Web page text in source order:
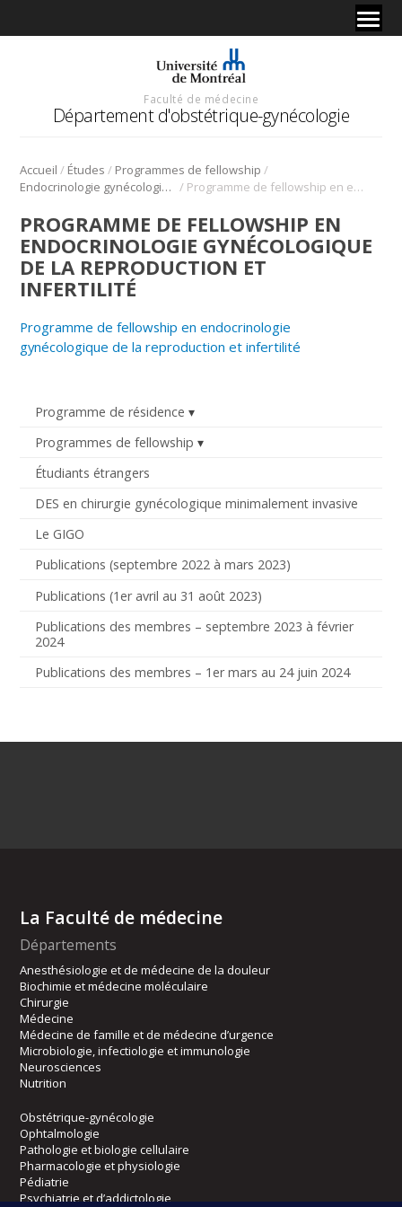
Faculté de médecine
Département d'obstétrique-gynécologie
Accueil / Études / Programmes de fellowship /
Endocrinologie gynécologique de la reproduction et infertilité / Programme de fellowship en endocrinologie gynécologique de la reproduction et infertilité
Programme de résidence
Programmes de fellowship
Étudiants étrangers
DES en chirurgie gynécologique minimalement invasive
Le GIGO
Publications (septembre 2022 à mars 2023)
Publications (1er avril au 31 août 2023)
Publications des membres – septembre 2023 à février
2024
Publications des membres – 1er mars au 24 juin 2024
PROGRAMME DE FELLOWSHIP EN
ENDOCRINOLOGIE GYNÉCOLOGIQUE
DE LA REPRODUCTION ET
INFERTILITÉ
Programme de fellowship en endocrinologie
gynécologique de la reproduction et infertilité
La Faculté de médecine
Départements
Anesthésiologie et de médecine de la douleur
Biochimie et médecine moléculaire
Chirurgie
Médecine
Médecine de famille et de médecine d’urgence
Microbiologie, infectiologie et immunologie
Neurosciences
Nutrition
Obstétrique-gynécologie
Ophtalmologie
Pathologie et biologie cellulaire
Pharmacologie et physiologie
Pédiatrie
Psychiatrie et d’addictologie